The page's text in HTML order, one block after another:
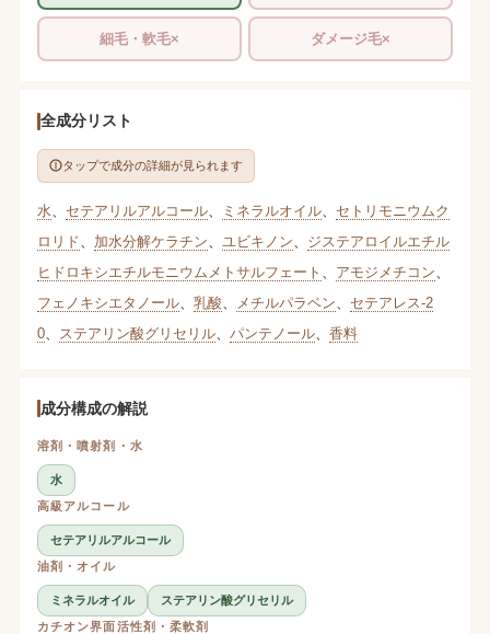
細毛・軟毛× ダメージ毛×
全成分リスト
タップで成分の詳細が見られます
水 セテアリルアルコール、 ミネラルオイル、 セトリモニウムク
ロリド
加水分解ケラチン ユビキノン
ジステアロイルエチル
ヒドロキシエチルモニウムメトサルフェート
アモジメチコン
フェノキシエタノール、 乳酸 メチルパラベン
セテアレス-2
0、 ステアリン酸グリセリル、 パンテノール、 香料
成分構成の解説
溶剤・噴射剤・水
水
高級アルコール
セテアリルアルコール
油剤・オイル
ミネラルオイル
ステアリン酸グリセリル
カチオン界面活性剤・柔軟剤